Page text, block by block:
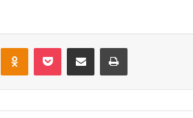
Odnoklassniki
Pocket Compartir por correo electrónicoImprimir